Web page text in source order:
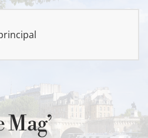
Mag’